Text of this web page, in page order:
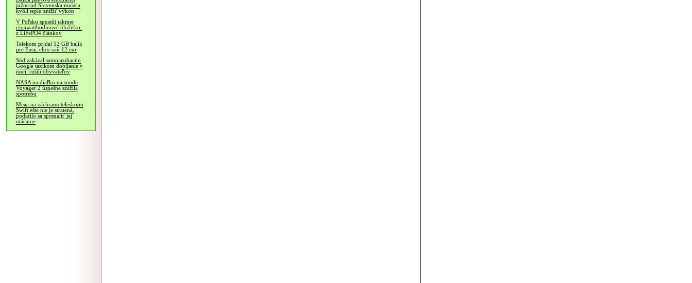
južne od Slovenska musela
kvôli teplu znížiť výkon
V Poľsku spustili takmer
gigawatthodinové úložisko,
z LiFePO4 článkov
Telekom pridal 12 GB balík
pre Easy, chce zaň 12 eur
Súd zakázal samojazdiacim
Google taxíkom dobíjanie v
noci, rušili obyvateľov
NASA na diaľku na sonde
Voyager 2 úspešne znížila
spotrebu
Misia na záchranu teleskopu
Swift ešte nie je stratená,
podarilo sa spomaliť jej
otáčanie